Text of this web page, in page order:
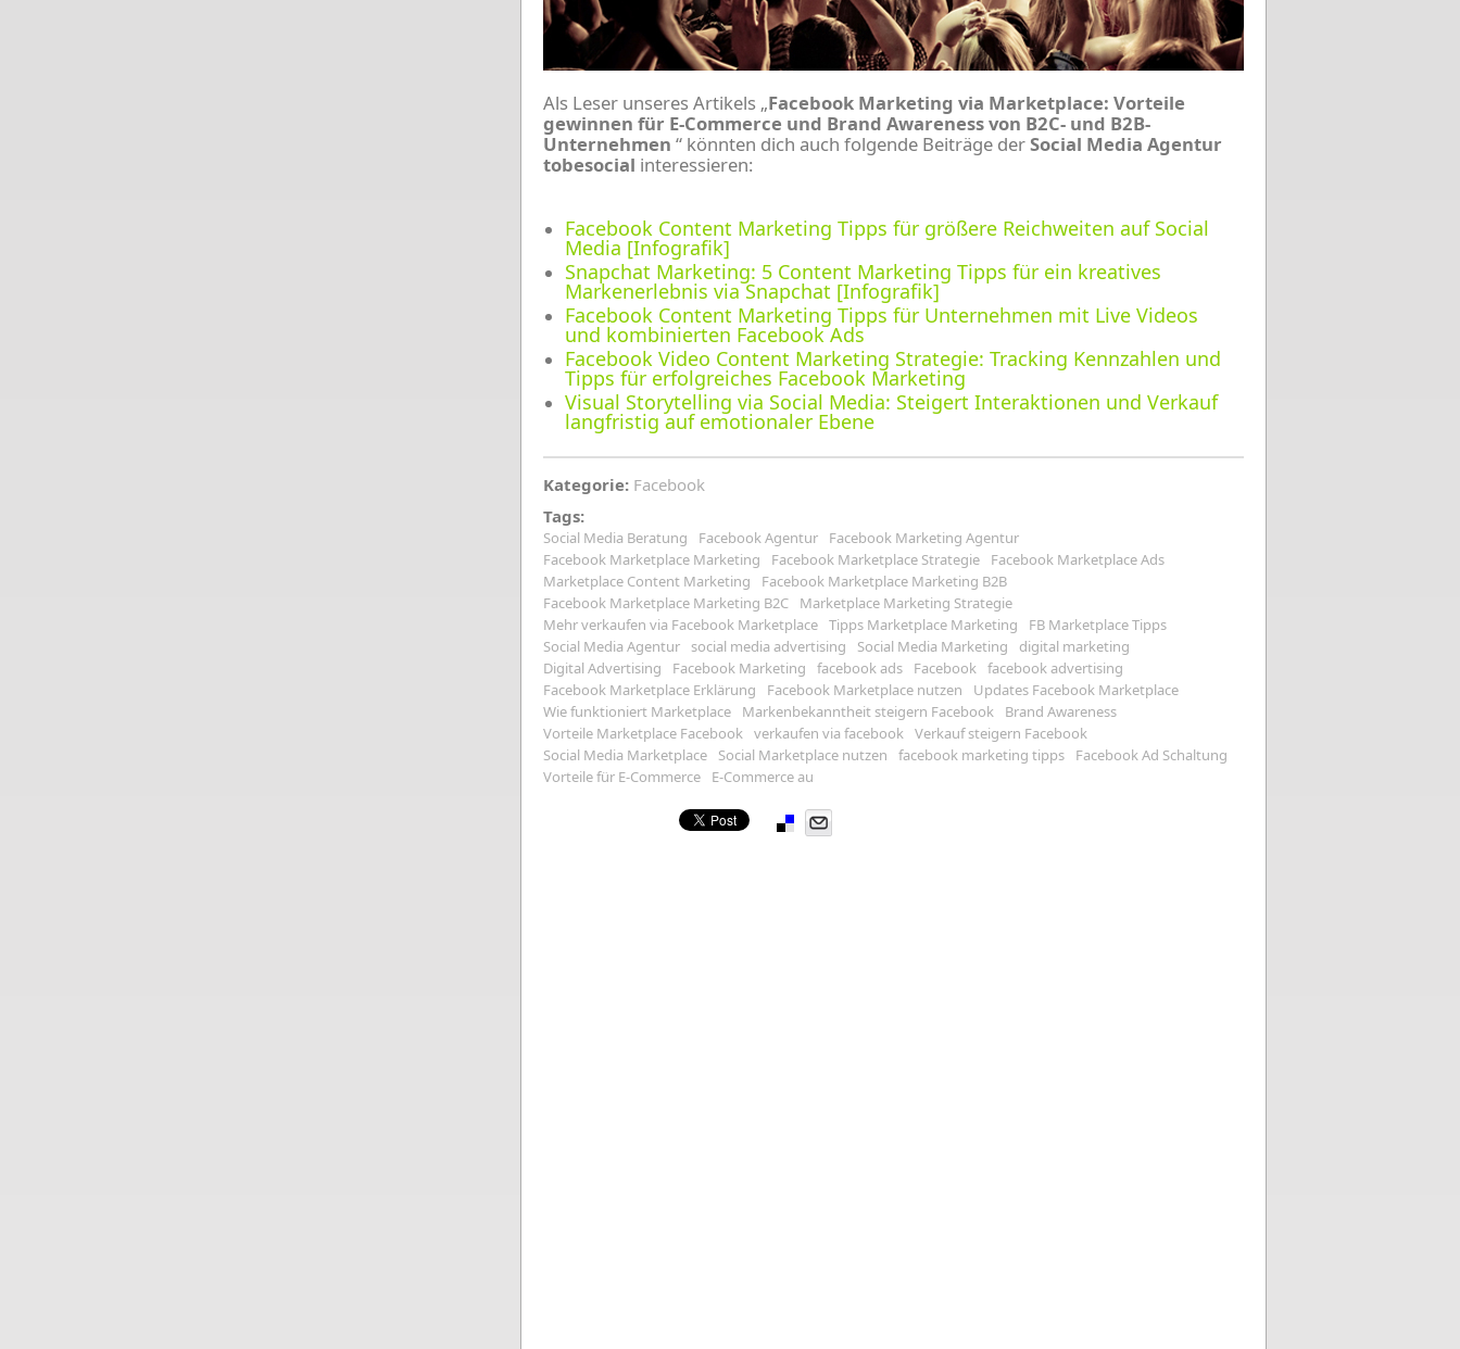
Als Leser unseres Artikels „Facebook Marketing via Marketplace: Vorteile
gewinnen für E-Commerce und Brand Awareness von B2C- und B2B-
Unternehmen “ könnten dich auch folgende Beiträge derSocial Media Agentur
tobesocial interessieren:
Facebook Content Marketing Tipps für größere Reichweiten auf Social
Media [Infografik]
Snapchat Marketing: 5 Content Marketing Tipps für ein kreatives
Markenerlebnis via Snapchat [Infografik]
Facebook Content Marketing Tipps für Unternehmen mit Live Videos
und kombinierten Facebook Ads
Facebook Video Content Marketing Strategie: Tracking Kennzahlen und
Tipps für erfolgreiches Facebook Marketing
Visual Storytelling via Social Media: Steigert Interaktionen und Verkauf
langfristig auf emotionaler Ebene
Kategorie: Facebook
Tags:
Social Media Beratung Facebook Agentur
Facebook Marketing Agentur
Facebook Marketplace Marketing
Facebook Marketplace Strategie
Facebook Marketplace Ads
Marketplace Content Marketing
Facebook Marketplace Marketing B2B
Facebook Marketplace Marketing B2C
Marketplace Marketing Strategie
Mehr verkaufen via Facebook Marketplace Tipps Marketplace Marketing
FB Marketplace Tipps
Social Media Agentur
social media advertising Social Media Marketing
digital marketing
Digital Advertising
Facebook Marketing facebook ads Facebook facebook advertising
Facebook Marketplace Erklärung
Facebook Marketplace nutzen
Updates Facebook Marketplace
Wie funktioniert Marketplace
Markenbekanntheit steigern Facebook
Brand Awareness
Vorteile Marketplace Facebook verkaufen via facebook Verkauf steigern Facebook
Social Media Marketplace
Social Marketplace nutzen facebook marketing tipps
Facebook Ad Schaltung
Vorteile für E-Commerce
E-Commerce au
Pinterest